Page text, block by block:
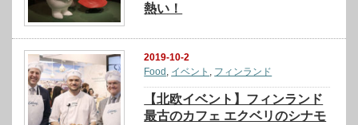
熱い！
2019-10-2
Food , イベント , フィンランド
【北欧イベント】フィンランド
最古のカフェ エクベリのシナモ